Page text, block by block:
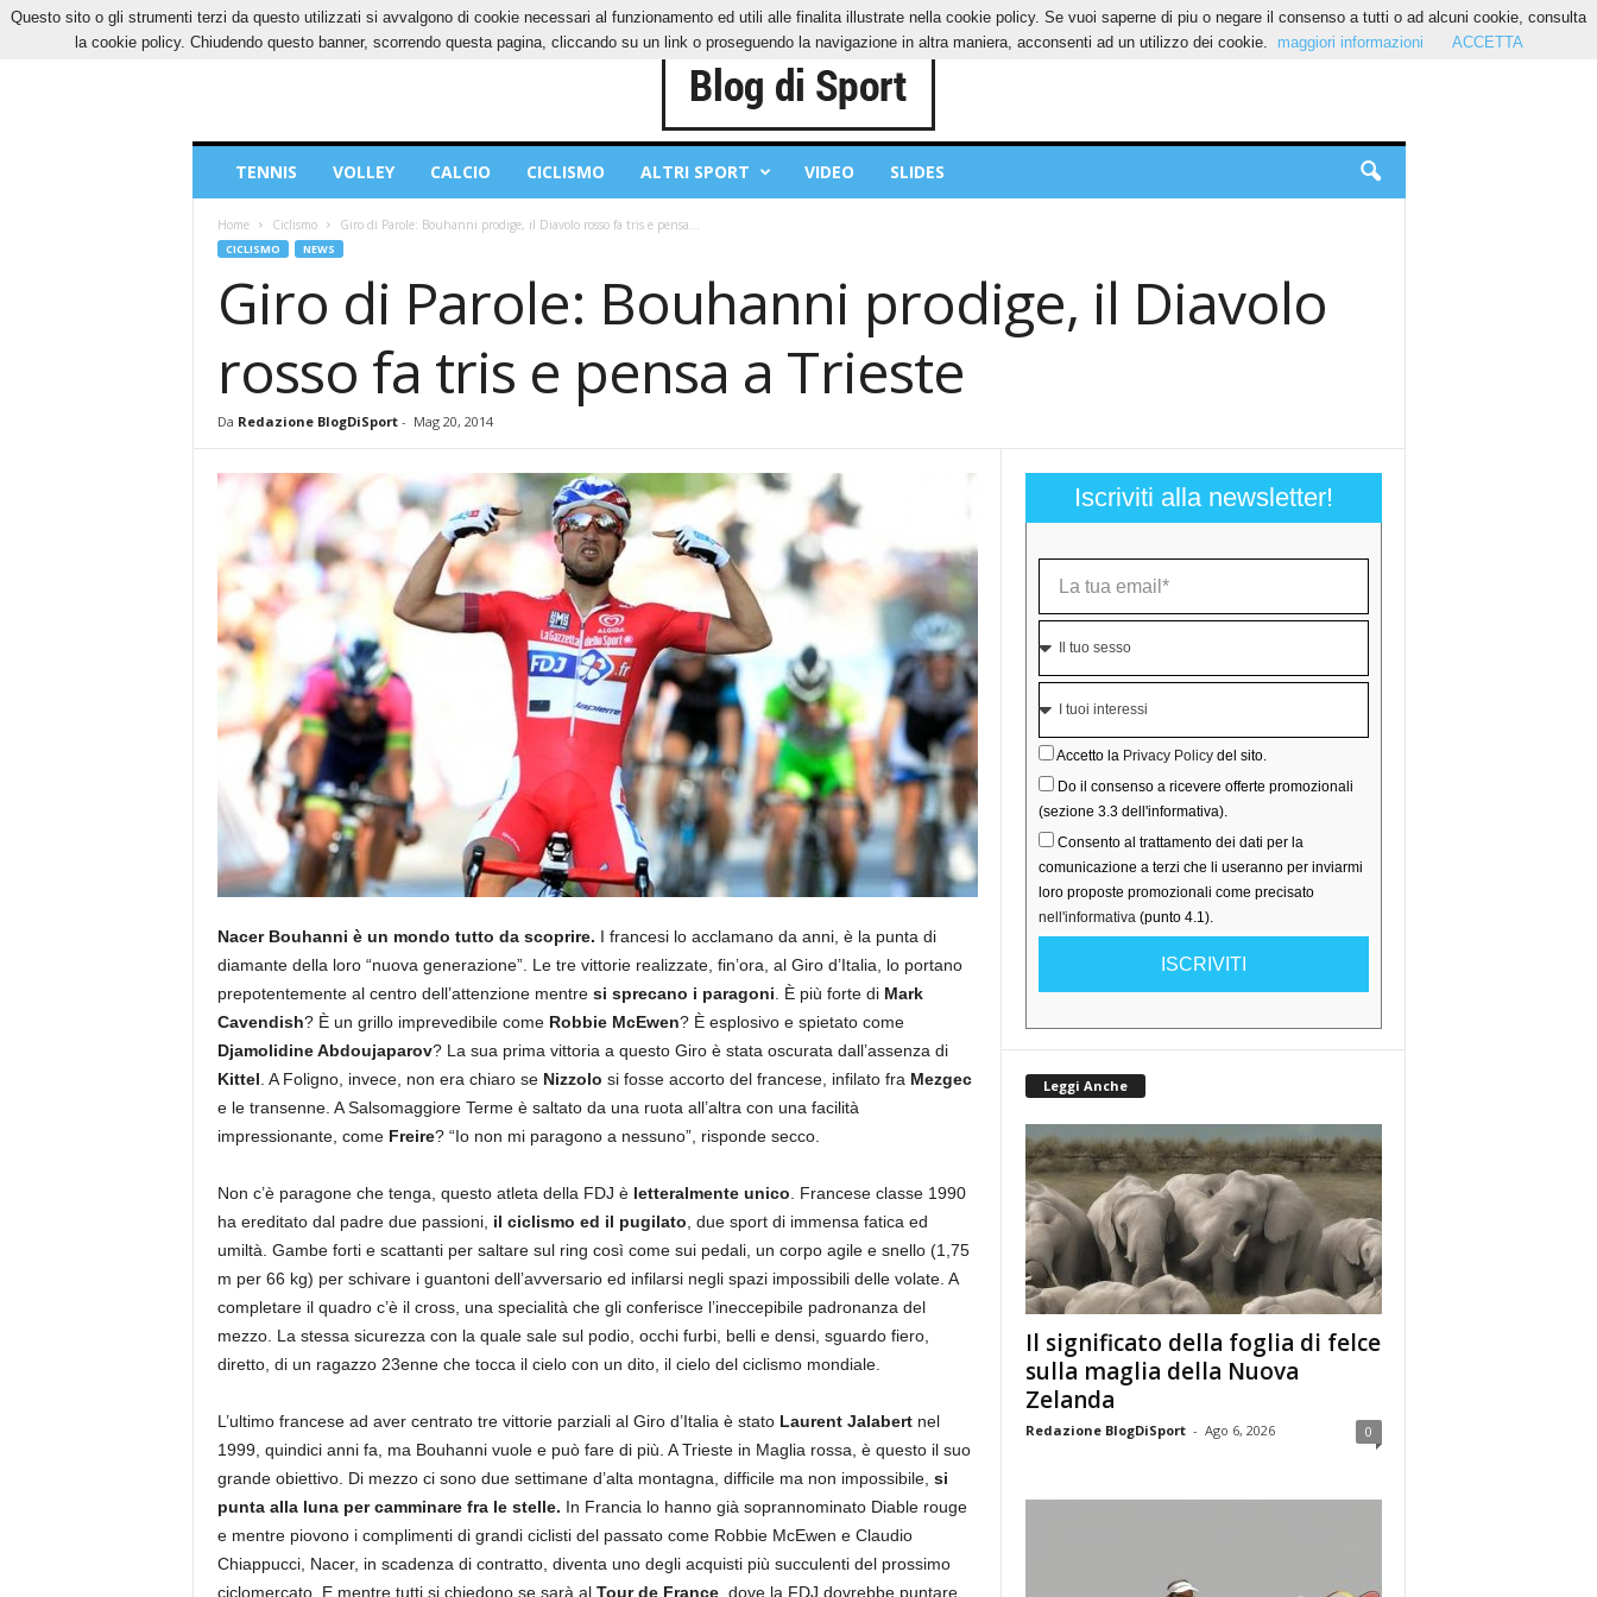
GIOVEDÌ, 6 AGOSTO 2026 CONTATTI COOKIES PRIVACY POLICY
Sport
TENNIS VOLLEY CALCIO CICLISMO ALTRI SPORT VIDEO SLIDES
Home Ciclismo Giro di Parole: Bouhanni prodige, il Diavolo rosso fa tris e pensa...
CICLISMO NEWS
Giro di Parole: Bouhanni prodige, il Diavolo
rosso fa tris e pensa a Trieste
Da Redazione BlogDiSport- Mag 20, 2014
Nacer Bouhanni è un mondo tutto da scoprire. I francesi lo acclamano da anni, è la punta di
diamante della loro “nuova generazione”. Le tre vittorie realizzate, fin’ora, al Giro d’Italia, lo portano
prepotentemente al centro dell’attenzione mentre si sprecano i paragoni . È più forte diMark
Cavendish? È un grillo imprevedibile come Robbie McEwen? È esplosivo e spietato come
Djamolidine Abdoujaparov? La sua prima vittoria a questo Giro è stata oscurata dall’assenza di
Kittel . A Foligno, invece, non era chiaro se Nizzolo si fosse accorto del francese, infilato fra Mezgec
e le transenne. A Salsomaggiore Terme è saltato da una ruota all’altra con una facilità
impressionante, come Freire? “Io non mi paragono a nessuno”, risponde secco.
Non c’è paragone che tenga, questo atleta della FDJ è letteralmente unico . Francese classe 1990
ha ereditato dal padre due passioni, il ciclismo ed il pugilato , due sport di immensa fatica ed
umiltà. Gambe forti e scattanti per saltare sul ring così come sui pedali, un corpo agile e snello (1,75
m per 66 kg) per schivare i guantoni dell’avversario ed infilarsi negli spazi impossibili delle volate. A
completare il quadro c’è il cross, una specialità che gli conferisce l’ineccepibile padronanza del
mezzo. La stessa sicurezza con la quale sale sul podio, occhi furbi, belli e densi, sguardo fiero,
diretto, di un ragazzo 23enne che tocca il cielo con un dito, il cielo del ciclismo mondiale.
L’ultimo francese ad aver centrato tre vittorie parziali al Giro d’Italia è stato Laurent Jalabertnel
1999, quindici anni fa, ma Bouhanni vuole e può fare di più. A Trieste in Maglia rossa, è questo il suo
grande obiettivo. Di mezzo ci sono due settimane d’alta montagna, difficile ma non impossibile, si
punta alla luna per camminare fra le stelle. In Francia lo hanno già soprannominato Diable rouge
e mentre piovono i complimenti di grandi ciclisti del passato come Robbie McEwen e Claudio
Chiappucci, Nacer, in scadenza di contratto, diventa uno degli acquisti più succulenti del prossimo
ciclomercato. E mentre tutti si chiedono se sarà al Tour de France, dove la FDJ dovrebbe puntare
Iscriviti alla newsletter!
Accetto la Privacy Policydel sito.
Do il consenso a ricevere offerte promozionali
(sezione 3.3 dell'informativa).
Consento al trattamento dei dati per la
comunicazione a terzi che li useranno per inviarmi
loro proposte promozionali come precisato
nell'informativa(punto 4.1).
ISCRIVITI
Leggi Anche
Il significato della foglia di felce
sulla maglia della Nuova
Zelanda
Redazione BlogDiSport - Ago 6, 2026 0
Questo sito o gli strumenti terzi da questo utilizzati si avvalgono di cookie necessari al funzionamento ed utili alle finalita illustrate nella cookie policy. Se vuoi saperne di piu o negare il consenso a tutti o ad alcuni cookie, consulta
la cookie policy. Chiudendo questo banner, scorrendo questa pagina, cliccando su un link o proseguendo la navigazione in altra maniera, acconsenti ad un utilizzo dei cookie.
maggiori informazioni ACCETTA